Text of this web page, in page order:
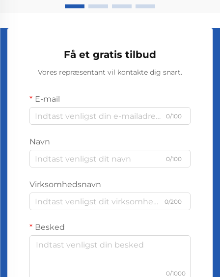
Få et gratis tilbud
Vores repræsentant vil kontakte dig snart.
E-mail
0/100
Navn
0/100
Virksomhedsnavn
0/200
Besked
0/1000